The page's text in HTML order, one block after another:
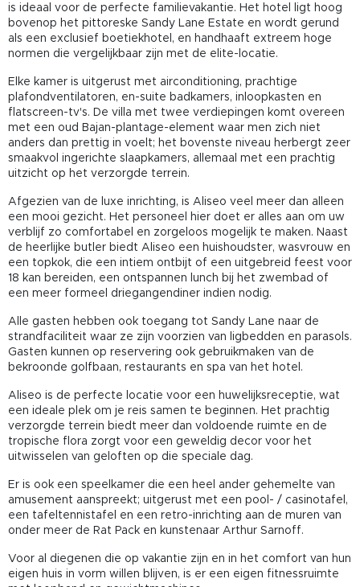
is ideaal voor de perfecte familievakantie. Het hotel ligt hoog
bovenop het pittoreske Sandy Lane Estate en wordt gerund
als een exclusief boetiekhotel, en handhaaft extreem hoge
normen die vergelijkbaar zijn met de elite-locatie.
Elke kamer is uitgerust met airconditioning, prachtige
plafondventilatoren, en-suite badkamers, inloopkasten en
flatscreen-tv's. De villa met twee verdiepingen komt overeen
met een oud Bajan-plantage-element waar men zich niet
anders dan prettig in voelt; het bovenste niveau herbergt zeer
smaakvol ingerichte slaapkamers, allemaal met een prachtig
uitzicht op het verzorgde terrein.
Afgezien van de luxe inrichting, is Aliseo veel meer dan alleen
een mooi gezicht. Het personeel hier doet er alles aan om uw
verblijf zo comfortabel en zorgeloos mogelijk te maken. Naast
de heerlijke butler biedt Aliseo een huishoudster, wasvrouw en
een topkok, die een intiem ontbijt of een uitgebreid feest voor
18 kan bereiden, een ontspannen lunch bij het zwembad of
een meer formeel driegangendiner indien nodig.
Alle gasten hebben ook toegang tot Sandy Lane naar de
strandfaciliteit waar ze zijn voorzien van ligbedden en parasols.
Gasten kunnen op reservering ook gebruikmaken van de
bekroonde golfbaan, restaurants en spa van het hotel.
Aliseo is de perfecte locatie voor een huwelijksreceptie, wat
een ideale plek om je reis samen te beginnen. Het prachtig
verzorgde terrein biedt meer dan voldoende ruimte en de
tropische flora zorgt voor een geweldig decor voor het
uitwisselen van geloften op die speciale dag.
Er is ook een speelkamer die een heel ander gehemelte van
amusement aanspreekt; uitgerust met een pool- / casinotafel,
een tafeltennistafel en een retro-inrichting aan de muren van
onder meer de Rat Pack en kunstenaar Arthur Sarnoff.
Voor al diegenen die op vakantie zijn en in het comfort van hun
eigen huis in vorm willen blijven, is er een eigen fitnessruimte